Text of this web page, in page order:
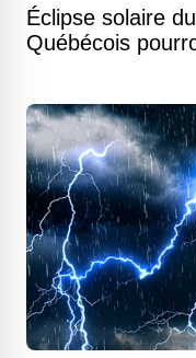
Éclipse solaire
Québécois